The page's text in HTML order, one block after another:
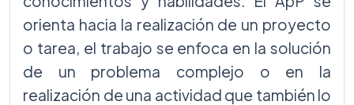
orienta hacia la realización de un proyecto
o tarea, el trabajo se enfoca en la solución
de un problema complejo o en la
realización de una actividad que también lo